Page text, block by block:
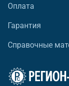
Оплата
Гарантия
Справочные